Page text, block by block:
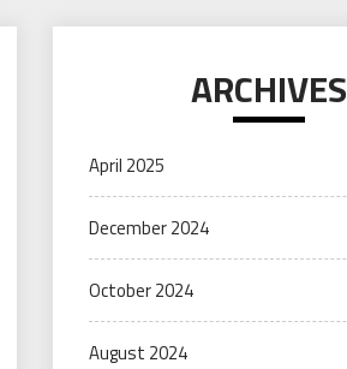
ARCHIVES
April 2025
December 2024
October 2024
August 2024